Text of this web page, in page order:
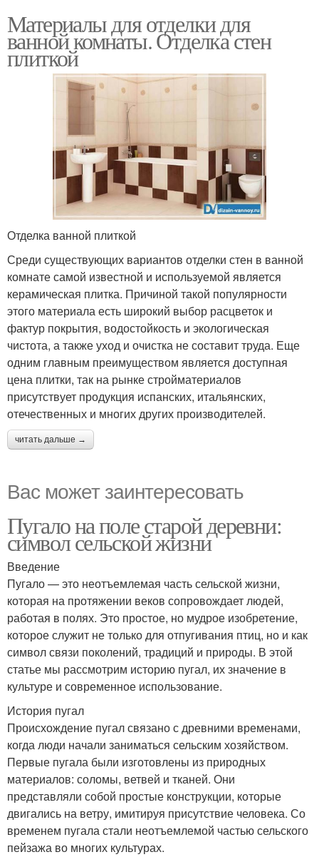
Материалы для отделки для
ванной комнаты. Отделка стен
плиткой
Отделка ванной плиткой
Среди существующих вариантов отделки стен в ванной
комнате самой известной и используемой является
керамическая плитка. Причиной такой популярности
этого материала есть широкий выбор расцветок и
фактур покрытия, водостойкость и экологическая
чистота, а также уход и очистка не составит труда. Еще
одним главным преимуществом является доступная
цена плитки, так на рынке стройматериалов
присутствует продукция испанских, итальянских,
отечественных и многих других производителей.
читать дальше →
Вас может заинтересовать
Пугало на поле старой деревни:
символ сельской жизни
Введение
Пугало — это неотъемлемая часть сельской жизни,
которая на протяжении веков сопровождает людей,
работая в полях. Это простое, но мудрое изобретение,
которое служит не только для отпугивания птиц, но и как
символ связи поколений, традиций и природы. В этой
статье мы рассмотрим историю пугал, их значение в
культуре и современное использование.
История пугал
Происхождение пугал связано с древними временами,
когда люди начали заниматься сельским хозяйством.
Первые пугала были изготовлены из природных
материалов: соломы, ветвей и тканей. Они
представляли собой простые конструкции, которые
двигались на ветру, имитируя присутствие человека. Со
временем пугала стали неотъемлемой частью сельского
пейзажа во многих культурах.